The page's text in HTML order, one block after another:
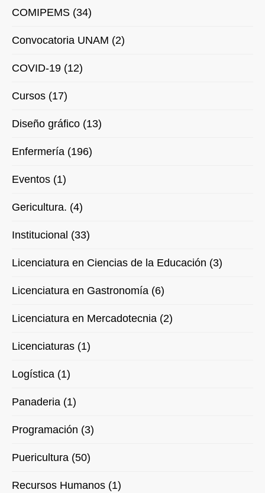
COMIPEMS (34)
Convocatoria UNAM (2)
COVID-19 (12)
Cursos (17)
Diseño gráfico (13)
Enfermería (196)
Eventos (1)
Gericultura. (4)
Institucional (33)
Licenciatura en Ciencias de la Educación (3)
Licenciatura en Gastronomía (6)
Licenciatura en Mercadotecnia (2)
Licenciaturas (1)
Logística (1)
Panaderia (1)
Programación (3)
Puericultura (50)
Recursos Humanos (1)